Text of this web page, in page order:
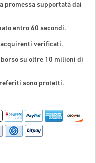
promessa supportata dai
entro 60 secondi.
verificati.
su oltre 10 milioni di
sono protetti.